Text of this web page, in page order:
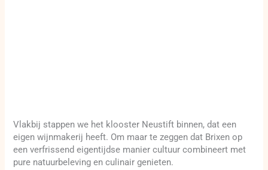
Vlakbij stappen we het klooster Neustift binnen, dat een
eigen wijnmakerij heeft. Om maar te zeggen dat Brixen op
een verfrissend eigentijdse manier cultuur combineert met
pure natuurbeleving en culinair genieten.